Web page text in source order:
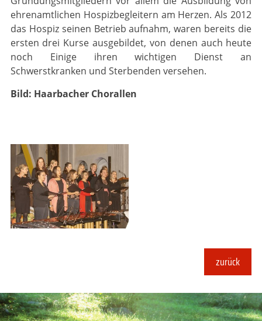
ehrenamtlichen Hospizbegleitern am Herzen. Als 2012
das Hospiz seinen Betrieb aufnahm, waren bereits die
ersten drei Kurse ausgebildet, von denen auch heute
noch Einige ihren wichtigen Dienst an
Schwerstkranken und Sterbenden versehen.
Bild: Haarbacher Chorallen
zurück